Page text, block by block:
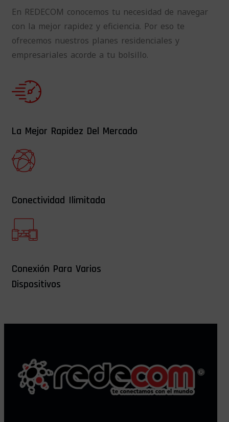
En REDECOM conocemos tu necesidad de navegar
con la mejor rapidez y eficiencia. Por eso te
ofrecemos nuestros planes residenciales y
empresariales acorde a tu bolsillo.
La Mejor Rapidez Del Mercado
Conectividad Ilimitada
Conexión Para Varios
Dispositivos